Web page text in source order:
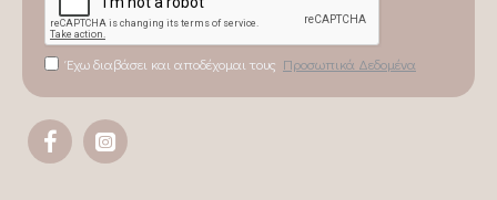
Έχω διαβάσει και αποδέχομαι τους Προσωπικά Δεδομένα